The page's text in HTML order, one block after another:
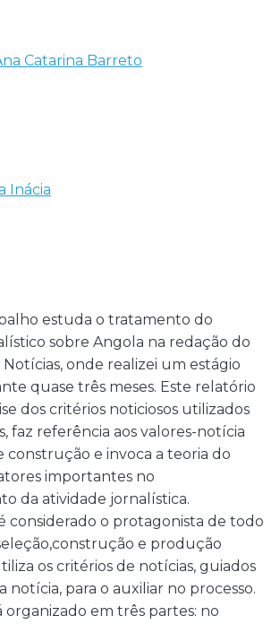
Catarina Barreto
Inácia
estuda o tratamento do
sobre Angola na redação do
onde realizei um estágio
quase três meses. Este relatório
dos critérios noticiosos utilizados
faz referência aos valores-notícia
construção e invoca a teoria do
importantes no
da atividade jornalística.
considerado o protagonista de todo
e produção
os critérios de notícias, guiados
notícia, para o auxiliar no processo.
organizado em três partes: no